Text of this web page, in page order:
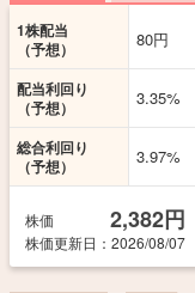
1株配当
（予想）
80円
配当利回り
（予想）
3.35%
総合利回り
（予想）
3.97%
株価 2,382円
株価更新日 ：2026/08/07